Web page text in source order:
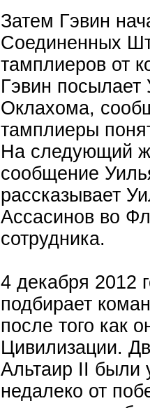
Затем Гэвин
Соединенных
тамплиеров от
Гэвин посылает
Оклахома,
тамплиеры
На следующий
сообщение
рассказывает
Ассасинов во
сотрудника.
4 декабря 2012
подбирает
после того как
Цивилизации.
Альтаир II были
недалеко от